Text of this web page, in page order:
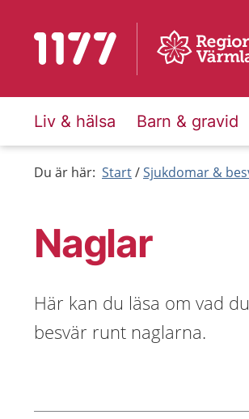
Till startsidan för 1177
Liv & hälsa Barn & gravid
Du är här: Start Sjukdomar &
Naglar
Här kan du läsa om vad
besvär runt naglarna.